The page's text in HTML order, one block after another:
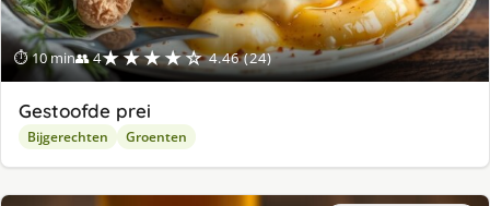
⏱ 10 min👥 4★★★★☆ 4.46 (24)
Gestoofde prei
Bijgerechten Groenten